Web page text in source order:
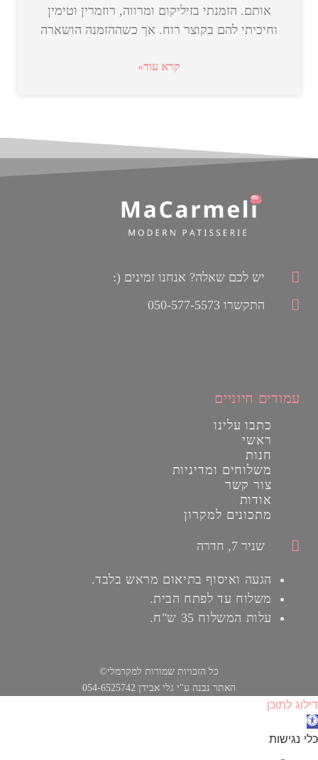
אותם. הזמנתי בזיליקום ומרווה, רוזמרין וטימין
וחיכיתי להם בקוצר רוח. אך כשההזמנה הושארה
קרא עוד»
יש לכם שאלה? אנחנו זמינים (:
התקשרו 050-577-5573
עמודים חיוניים
כתבו עלינו
ראשי
חנות
משלוחים ומדיניות
צור קשר
אודות
מתכונים למקרון
שניר 7, חדרה
הגעה ואיסוף בתיאום מראש בלבד.
משלוח עד לפתח הבית.
עלות המשלוח 35 ש"ח.
כל הזכויות שמורות למקרמלי©
האתר נבנה ע"י גלי אבידן 054-6525742
דילוג לתוכן
פתח
סרגל
כלי נגישות